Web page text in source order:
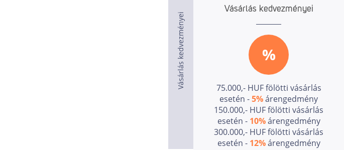
Vásárlás kedvezményei
Vásárlás kedvezményei
%
75.000,- HUF fölötti vásárlás
esetén -5%árengedmény
150.000,- HUF fölötti vásárlás
esetén - 10%árengedmény
300.000,- HUF fölötti vásárlás
esetén - 12%árengedmény